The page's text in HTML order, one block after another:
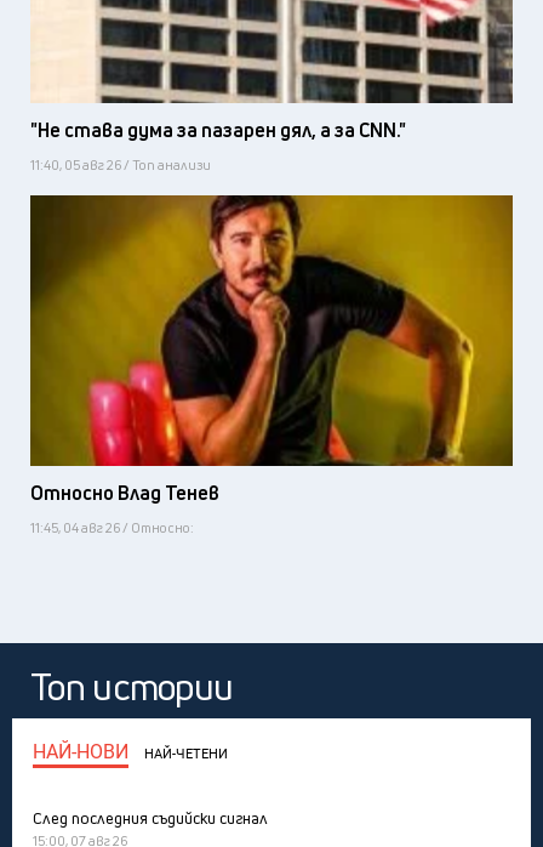
"Не става дума за пазарен дял, а за CNN."
11:40, 05 авг 26 / Топ анализи
Относно Влад Тенев
11:45, 04 авг 26 / Относно:
Топ истории
НАЙ-НОВИ НАЙ-ЧЕТЕНИ
След последния съдийски сигнал
15:00, 07 авг 26